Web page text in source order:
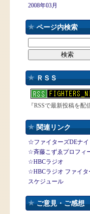
2008年03月
ページ内検索
ＲＳＳ
『RSSで最新投稿を配
関連リンク
☆ファイターズDEナ
☆斉藤こずゑプロフィ
☆HBCラジオ
☆HBCラジオ ファイタ
スケジュール
ご意見・ご感想